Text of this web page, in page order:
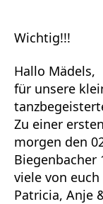
Wichtig!!!
Hallo Mädels,
für unsere
Zu einer
morgen den
Biegenbacher
viele von
Patricia, Anje